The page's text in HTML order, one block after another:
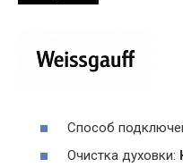
Способ
Очистка духовки: